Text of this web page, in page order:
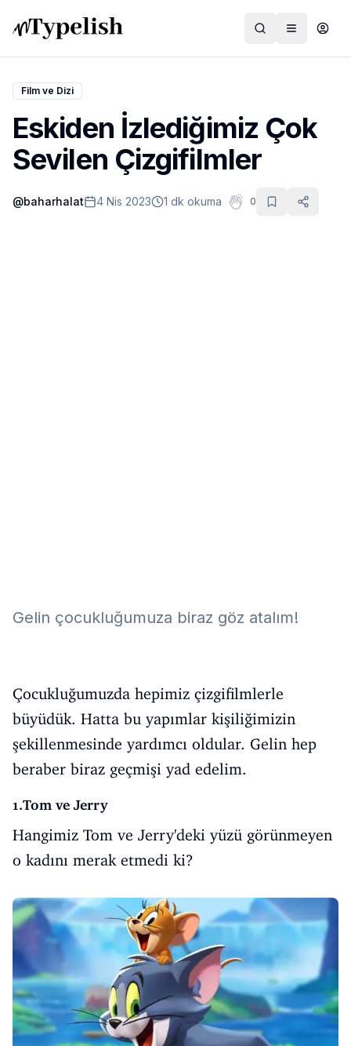
Dünya
Film ve Dizi
Kültür ve Sanat
Film ve Dizi
Eskiden İzlediğimiz Çok
Sevilen Çizgifilmler
@baharhalat 4 Nis 2023 1 dk okuma 0
Gelin çocukluğumuza biraz göz atalım!
Çocukluğumuzda hepimiz çizgifilmlerle
büyüdük. Hatta bu yapımlar kişiliğimizin
şekillenmesinde yardımcı oldular. Gelin hep
beraber biraz geçmişi yad edelim.
1.Tom ve Jerry
Hangimiz Tom ve Jerry'deki yüzü görünmeyen
o kadını merak etmedi ki?